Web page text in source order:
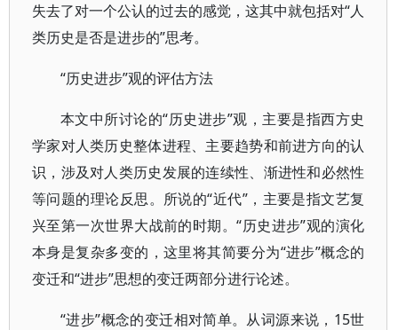
失去了对一个公认的过去的感觉，这其中就包括对“人
类历史是否是进步的”思考。
“历史进步”观的评估方法
本文中所讨论的“历史进步”观，主要是指西方史
学家对人类历史整体进程、主要趋势和前进方向的认
识，涉及对人类历史发展的连续性、渐进性和必然性
等问题的理论反思。所说的“近代”，主要是指文艺复
兴至第一次世界大战前的时期。“历史进步”观的演化
本身是复杂多变的，这里将其简要分为“进步”概念的
变迁和“进步”思想的变迁两部分进行论述。
“进步”概念的变迁相对简单。从词源来说，15世